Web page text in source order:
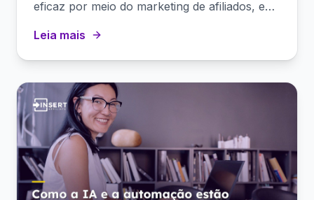
eficaz por meio do marketing de afiliados, e
fundadores um caminho de crescimento de
baixo risco e orientado por insights.
Leia mais